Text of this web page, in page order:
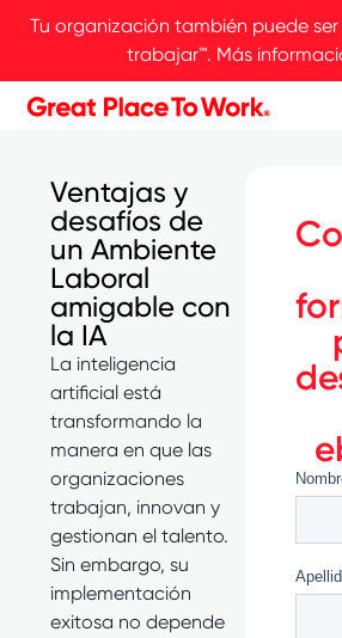
Tu organización también puede
trabajar™. Más
Ventajas y
desafíos de
un Ambiente
Laboral
amigable con
la IA
La inteligencia
artificial está
transformando la
manera en que las
organizaciones
trabajan, innovan y
gestionan el talento.
Sin embargo, su
implementación
exitosa no depende